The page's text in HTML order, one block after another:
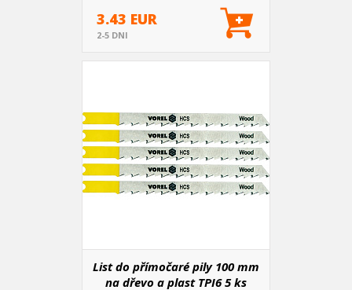
3.43 EUR
2-5 DNI
List do přímočaré pily 100 mm
na dřevo a plast TPI6 5 ks